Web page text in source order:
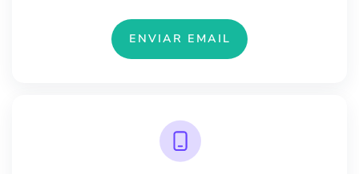
ENVIAR EMAIL